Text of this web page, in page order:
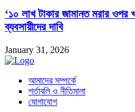
‘১০ লাখ টাকার জামানত মরার ওপর
ব্যবসায়ীদের দাবি
January 31, 2026
আমাদের সম্পর্কে
শর্তাবলি ও নীতিমালা
যোগাযোগ